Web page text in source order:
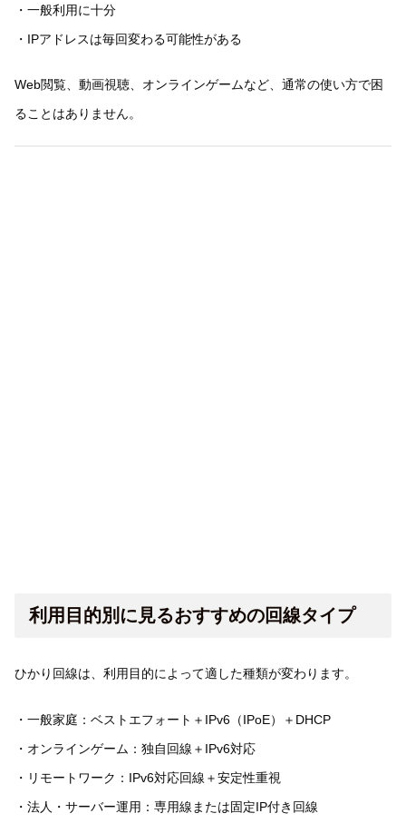
・一般利用に十分
・IPアドレスは毎回変わる可能性がある
Web閲覧、動画視聴、オンラインゲームなど、通常の使い方で困
ることはありません。
利用目的別に見るおすすめの回線タイプ
ひかり回線は、利用目的によって適した種類が変わります。
・一般家庭：ベストエフォート＋IPv6（IPoE）＋DHCP
・オンラインゲーム：独自回線＋IPv6対応
・リモートワーク：IPv6対応回線＋安定性重視
・法人・サーバー運用：専用線または固定IP付き回線